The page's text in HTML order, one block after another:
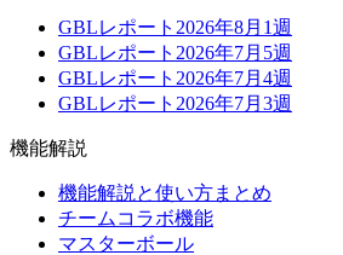
GBLレポート2026年8月1週
GBLレポート2026年7月5週
GBLレポート2026年7月4週
GBLレポート2026年7月3週
機能解説
機能解説と使い方まとめ
チームコラボ機能
マスターボール